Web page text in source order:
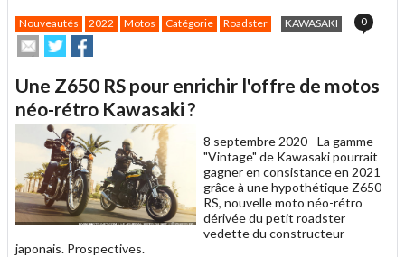
Nouveautés 2022 Motos Catégorie Roadster KAWASAKI 0
Envoyer
cet
à
un
ami
Partager
sur
sur
Une Z650 RS pour enrichir l'offre de motos
néo-rétro Kawasaki ?
8 septembre 2020 - La gamme
"Vintage" de Kawasaki pourrait
gagner en consistance en 2021
grâce à une hypothétique Z650
RS, nouvelle moto néo-rétro
dérivée du petit roadster
vedette du constructeur
japonais. Prospectives.